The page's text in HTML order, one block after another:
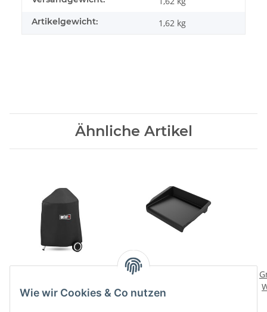
Artikelgewicht: 1,62 kg
Ähnliche Artikel
47 cm
76,90 CHF*
Wie wir Cookies & Co nutzen